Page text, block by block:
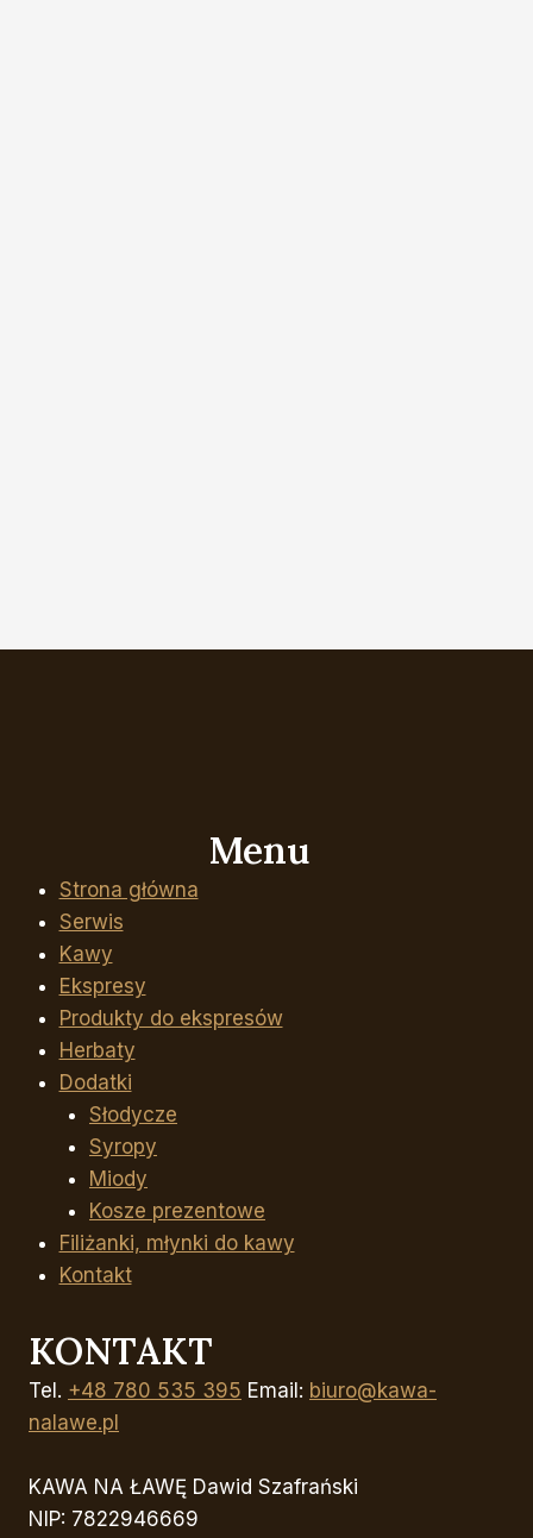
Menu
Strona główna
Serwis
Kawy
Ekspresy
Produkty do ekspresów
Herbaty
Dodatki
Słodycze
Syropy
Miody
Kosze prezentowe
Filiżanki, młynki do kawy
Kontakt
KONTAKT
Tel. +48 780 535 395 Email: biuro@kawa-
nalawe.pl
KAWA NA ŁAWĘ Dawid Szafrański
NIP: 7822946669